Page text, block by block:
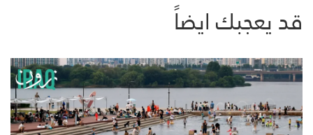
قد يعجبك ايضاً